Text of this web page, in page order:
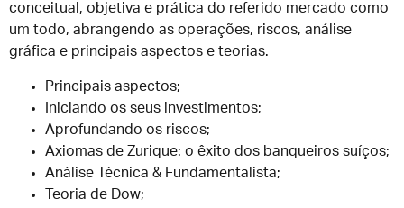
conceitual, objetiva e prática do referido mercado como
um todo, abrangendo as operações, riscos, análise
gráfica e principais aspectos e teorias.
Principais aspectos;
Iniciando os seus investimentos;
Aprofundando os riscos;
Axiomas de Zurique: o êxito dos banqueiros suíços;
Análise Técnica & Fundamentalista;
Teoria de Dow;